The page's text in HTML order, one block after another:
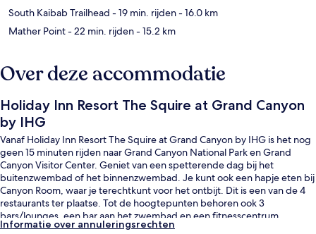
South Kaibab Trailhead - 19 min. rijden- 16.0 km
Mather Point- 22 min. rijden- 15.2 km
Over deze accommodatie
Holiday Inn Resort The Squire at Grand Canyon
by IHG
Vanaf Holiday Inn Resort The Squire at Grand Canyon by IHG is het nog
geen 15 minuten rijden naar Grand Canyon National Park en Grand
Canyon Visitor Center. Geniet van een spetterende dag bij het
buitenzwembad of het binnenzwembad. Je kunt ook een hapje eten bij
Canyon Room, waar je terechtkunt voor het ontbijt. Dit is een van de 4
restaurants ter plaatse. Tot de hoogtepunten behoren ook 3
bars/lounges, een bar aan het zwembad en een fitnesscentrum.
Andere reizigers raden de accommodatie aan vanwege het zwembad
Informatie over annuleringsrechten